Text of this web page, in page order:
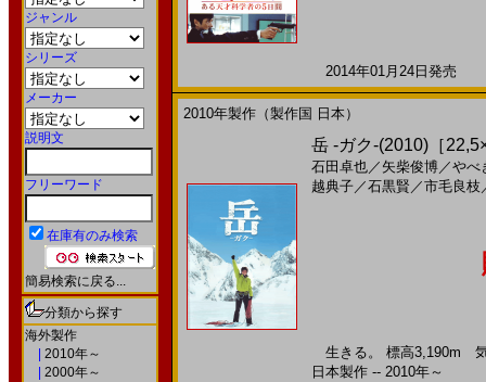
ジャンル
シリーズ
メーカー
説明文
フリーワード
在庫有のみ検索
簡易検索に戻る...
分類から探す
海外製作
2010年～
2000年～
2014年01月24日発売
2010年製作（製作国 日本）
岳 -ガク-(2010)［
石田卓也／ 矢柴俊博／やべ
越典子／石黒賢 ／市毛良枝
生きる。 標高3,190m
日本製作 -- 2010年～